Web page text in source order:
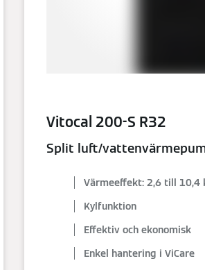
Vitocal 200-S R32
Split luft/
Värmeeffekt: 2,6 till 10,4
Kylfunktion
Effektiv och ekonomisk
Enkel hantering i ViCare